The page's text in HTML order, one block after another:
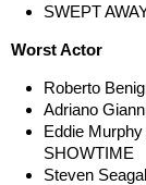
SWEPT
Worst Actor
Roberto
Adriano
Eddie
SHOWTIME
Steven